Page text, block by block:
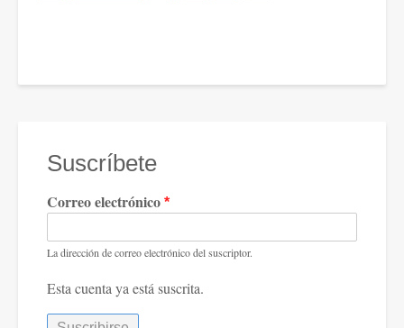
Suscríbete
Correo electrónico
La dirección de correo electrónico del suscriptor.
Esta cuenta ya está suscrita.